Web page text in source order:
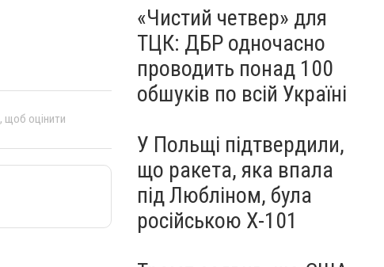
, щоб оцінити
«Чистий четвер» для
ТЦК: ДБР одночасно
проводить понад 100
обшуків по всій Україні
У Польщі підтвердили,
що ракета, яка впала
під Любліном, була
російською Х-101